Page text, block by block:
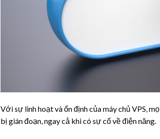
Với sự linh hoạt và ổn định của máy chủ VPS,
bị gián đoạn, ngay cả khi có sự cố về điện năng.